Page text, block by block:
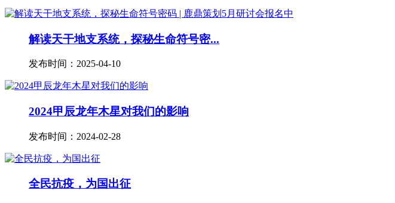
解读天干地支系统，探秘生命符号密...
发布时间：2025-04-10
2024甲辰龙年木星对我们的影响
发布时间：2024-02-28
全民抗疫，为国出征